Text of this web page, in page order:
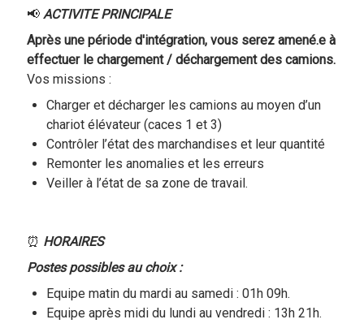
📢ACTIVITE PRINCIPALE
Après une période d'intégration, vous serez amené.e à
effectuer le chargement / déchargement des camions.
Vos missions :
Charger et décharger les camions au moyen d’un
chariot élévateur (caces 1 et 3)
Contrôler l’état des marchandises et leur quantité
Remonter les anomalies et les erreurs
Veiller à l’état de sa zone de travail.
⏰ HORAIRES
Postes possibles au choix :
Equipe matin du mardi au samedi : 01h 09h.
Equipe après midi du lundi au vendredi : 13h 21h.